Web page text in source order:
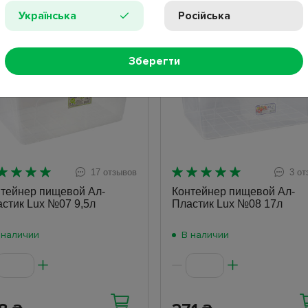
17 отзывов
пищевой Ал-
Lux №07 9,5л
3
Контейнер пищевой Ал-
Пластик Lux №08 17л
В наличии
Українська Російська
Зберегти